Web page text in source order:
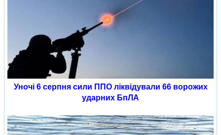
Уночі 6 серпня сили ППО ліквідували 66 ворожих
ударних БпЛА